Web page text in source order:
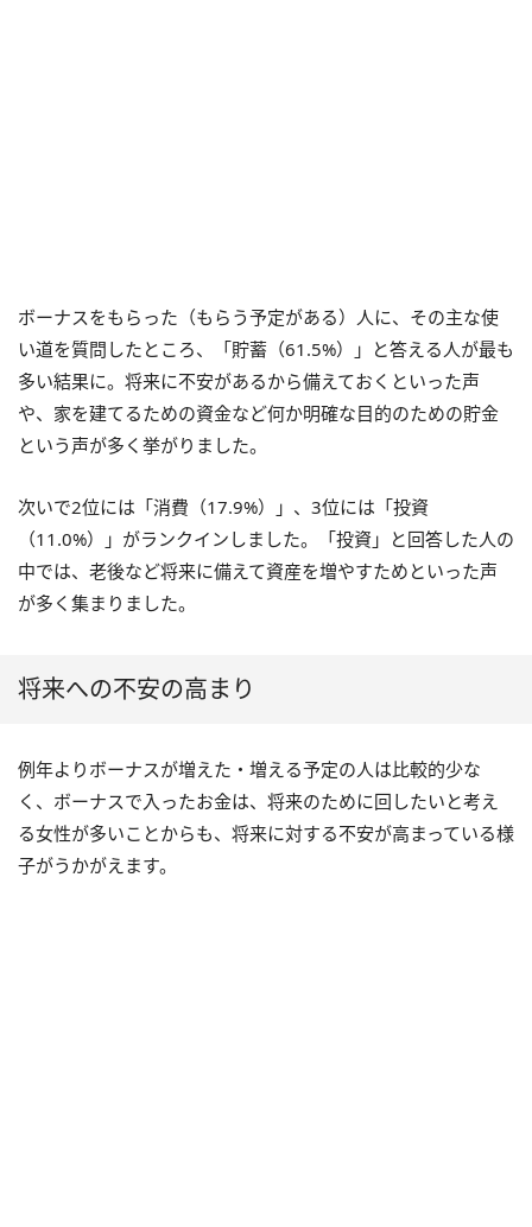
ボーナスをもらった（もらう予定がある）人に、その主な使
い道を質問したところ、「貯蓄（61.5%）」と答える人が最も
多い結果に。将来に不安があるから備えておくといった声
や、家を建てるための資金など何か明確な目的のための貯金
という声が多く挙がりました。
次いで2位には「消費（17.9%）」、3位には「投資
（11.0%）」がランクインしました。「投資」と回答した人の
中では、老後など将来に備えて資産を増やすためといった声
が多く集まりました。
将来への不安の高まり
例年よりボーナスが増えた・増える予定の人は比較的少な
く、ボーナスで入ったお金は、将来のために回したいと考え
る女性が多いことからも、将来に対する不安が高まっている様
子がうかがえます。